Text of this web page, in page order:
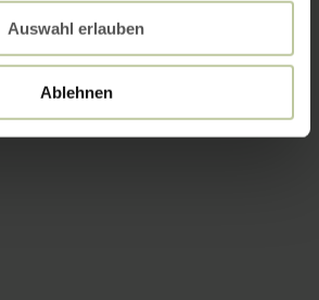
Auswahl erlauben
Ablehnen